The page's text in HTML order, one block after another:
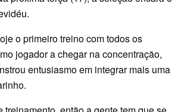
o primeiro treino com todos os
jogador a chegar na concentração,
entusiasmo em integrar mais uma